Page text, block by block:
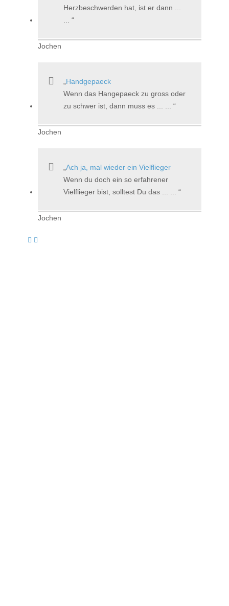
Herzbeschwerden hat, ist er dann ...
Jochen
Handgepaeck
Wenn das Hangepaeck zu gross oder
zu schwer ist, dann muss es ... ...
Jochen
Ach ja, mal wieder ein Vielflieger
Wenn du doch ein so erfahrener
Vielflieger bist, solltest Du das ... ...
Jochen